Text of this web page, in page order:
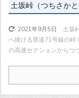
土坂峠（つちさか
2021年9月5日
土坂
へ抜ける県道71号線の峠
の高速セクションからつ